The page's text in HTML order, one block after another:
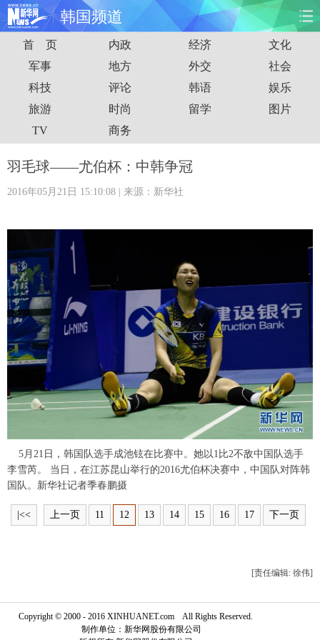
韩国频道
首页 时政 国际 财经
娱乐 体育 人事 教育
时尚 思客
港澳 台湾 华人
科技 能源
旅游 信息化
金融 军事 无人机
富媒体
新华电视中文 新华电视英文 返回PC
首 页 内政 经济
文化
军事
地方 外交
社会
科技
评论 韩语
娱乐
旅游
时尚 留学
图片
TV
商务
羽毛球——尤伯杯：中韩争冠
2016年05月21日 15:10:08 | 来源：新华社
5月21日，韩国队选手成池铉在比赛中。她以1比2不敌中国队选手
李雪芮。 当日，在江苏昆山举行的2016尤伯杯决赛中，中国队对阵韩
国队。新华社记者季春鹏摄
|<< 上一页 11 12 13 14 15 16 17 下一页
[责任编辑: 徐伟]
Copyright © 2000 - 2016 XINHUANET.com All Rights Reserved.
制作单位：新华网股份有限公司